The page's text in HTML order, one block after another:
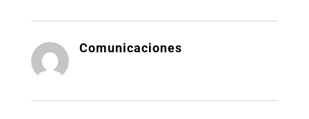
Comunicaciones